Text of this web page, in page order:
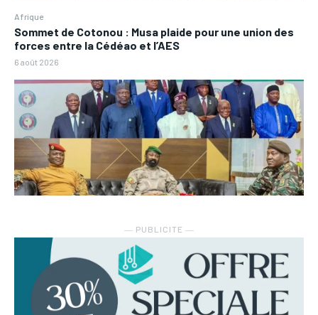
Afrique
Sommet de Cotonou : Musa plaide pour une union des
forces entre la Cédéao et l’AES
6 août 2026
― PUBLICITE ―